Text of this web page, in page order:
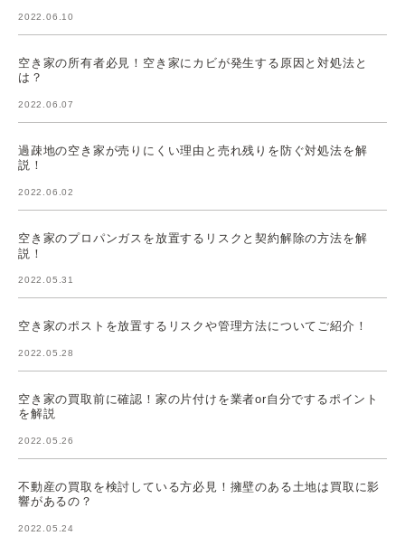
2022.06.10
空き家の所有者必見！空き家にカビが発生する原因と対処法と
は？
2022.06.07
過疎地の空き家が売りにくい理由と売れ残りを防ぐ対処法を解
説！
2022.06.02
空き家のプロパンガスを放置するリスクと契約解除の方法を解
説！
2022.05.31
空き家のポストを放置するリスクや管理方法についてご紹介！
2022.05.28
空き家の買取前に確認！家の片付けを業者or自分でするポイント
を解説
2022.05.26
不動産の買取を検討している方必見！擁壁のある土地は買取に影
響があるの？
2022.05.24